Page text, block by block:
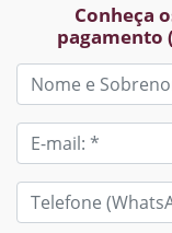
Conheça
pagamento